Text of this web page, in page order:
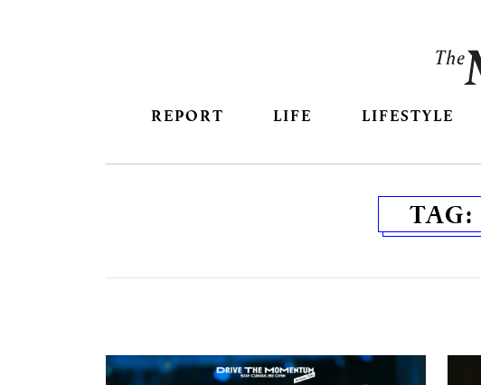
REPORT LIFE LIFESTYLE
TAG: